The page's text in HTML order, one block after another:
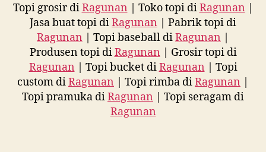
Topi grosir diRagunan | Toko topi diRagunan |
Jasa buat topi diRagunan | Pabrik topi di
Ragunan | Topi baseball diRagunan |
Produsen topi diRagunan | Grosir topi di
Ragunan | Topi bucket diRagunan | Topi
custom diRagunan | Topi rimba diRagunan |
Topi pramuka diRagunan | Topi seragam di
Ragunan